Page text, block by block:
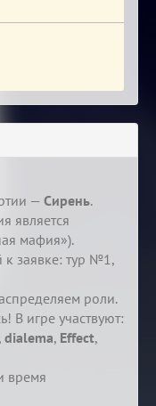
— Сирень.
является
мафия»).
заявке: тур №1,
роли.
игре участвуют:
, dialema, Effect,